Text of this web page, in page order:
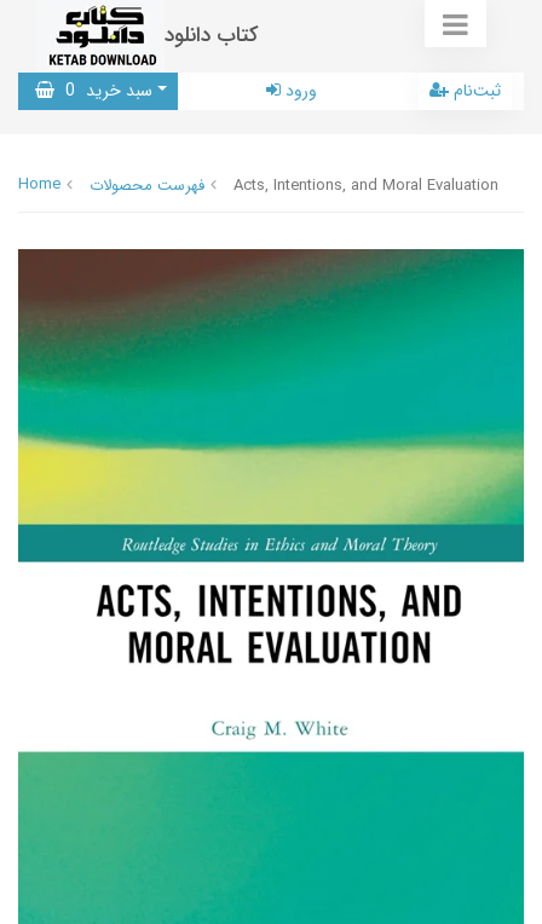
کتاب دانلود
سبد خرید 0 ورود ثبت‌نام
Home فهرست محصولات Acts, Intentions, and Moral Evaluation